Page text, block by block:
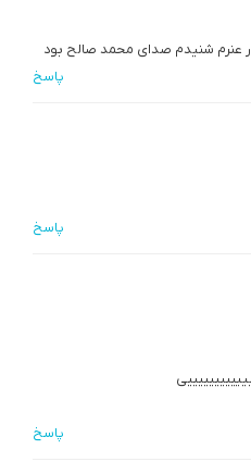
عنرم شنیدم صدای محمد صالح بود
پاسخ
پاسخ
پاسخ